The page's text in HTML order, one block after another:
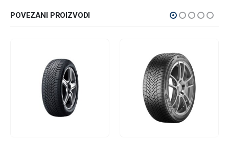
POVEZANI PROIZVODI